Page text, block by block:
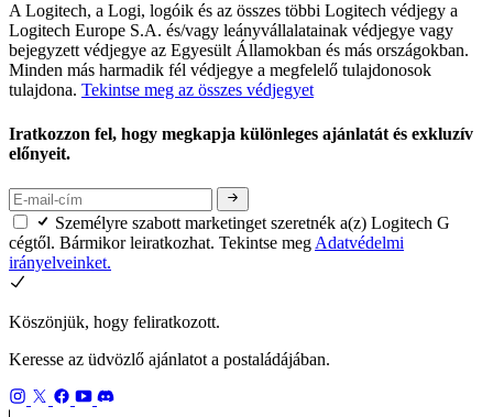
A Logitech, a Logi, logóik és az összes többi Logitech védjegy a
Logitech Europe S.A. és/vagy leányvállalatainak védjegye vagy
bejegyzett védjegye az Egyesült Államokban és más országokban.
Minden más harmadik fél védjegye a megfelelő tulajdonosok
tulajdona. Tekintse meg az összes védjegyet
Iratkozzon fel, hogy megkapja különleges ajánlatát és exkluzív
előnyeit.
Személyre szabott marketinget szeretnék a(z) Logitech G
cégtől. Bármikor leiratkozhat. Tekintse meg Adatvédelmi
irányelveinket.
Köszönjük, hogy feliratkozott.
Keresse az üdvözlő ajánlatot a postaládájában.